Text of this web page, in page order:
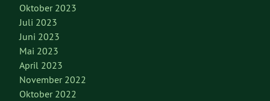
Oktober 2023
Juli 2023
Juni 2023
Mai 2023
April 2023
November 2022
Oktober 2022